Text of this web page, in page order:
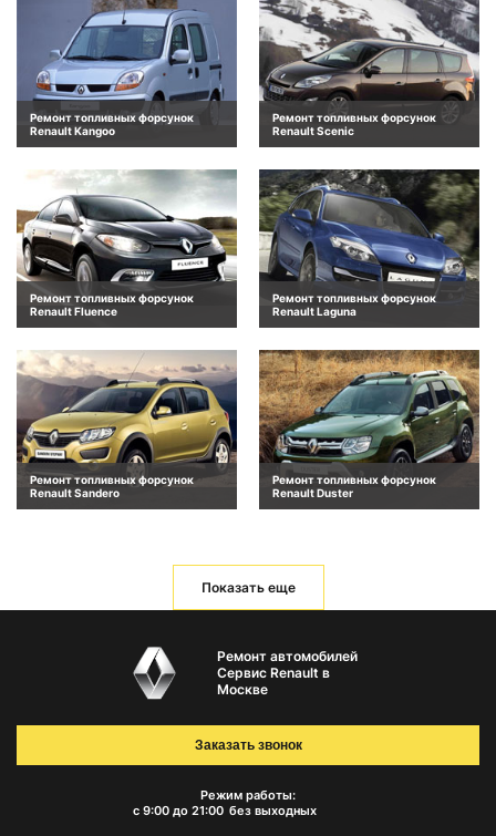
Ремонт топливных форсунок
Renault Kangoo
Ремонт топливных форсунок
Renault Scenic
Ремонт топливных форсунок
Renault Fluence
Ремонт топливных форсунок
Renault Laguna
Ремонт топливных форсунок
Renault Sandero
Ремонт топливных форсунок
Renault Duster
Показать еще
Ремонт автомобилей
Сервис Renault в
Москве
Режим работы:
с 9:00 до 21:00 без выходных
Заказать звонок